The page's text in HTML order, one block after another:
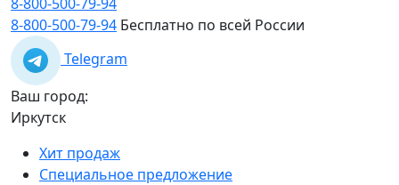
8-800-500-79-94 Бесплатно по всей России
Telegram
Ваш город:
Иркутск
Хит продаж
Специальное предложение